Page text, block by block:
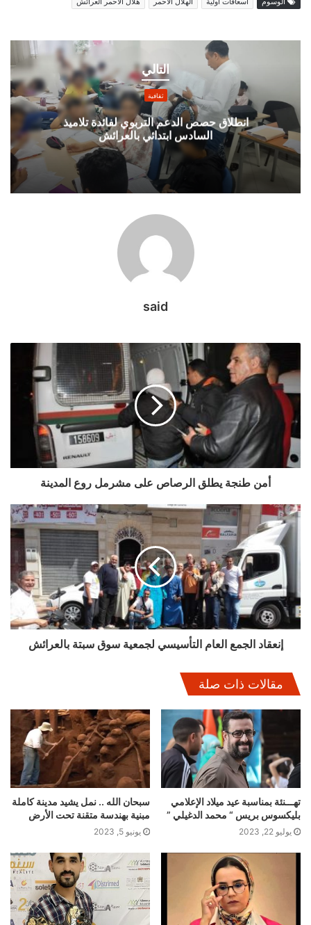
التالي
لفائدة
تلاميذ
السادس
ابتدائي
بالعرائش
ثقافية
انطلاق حصص الدعم التربوي لفائدة تلاميذ
السادس ابتدائي بالعرائش
said
أمن طنجة يطلق الرصاص على مشرمل روع المدينة
إنعقاد الجمع العام التأسيسي لجمعية سوق سبتة بالعرائش
مقالات ذات صلة
تهـــنئة بمناسبة عيد ميلاد الإعلامي
بليكسوس بريس “ محمد الدغيلي ”
يوليو 22, 2023
سبحان الله .. نمل يشيد مدينة كاملة
مبنية بهندسة متقنة تحت الأرض
يونيو 5, 2023